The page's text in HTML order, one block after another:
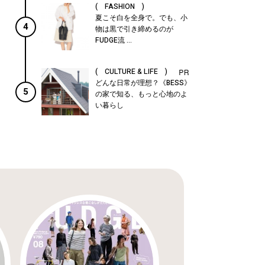
4
( FASHION )
夏こそ白を全身で。でも、小
物は黒で引き締めるのが
FUDGE流 ...
5
( CULTURE & LIFE )
どんな日常が理想？《BESS》
の家で知る、もっと心地のよ
い暮らし